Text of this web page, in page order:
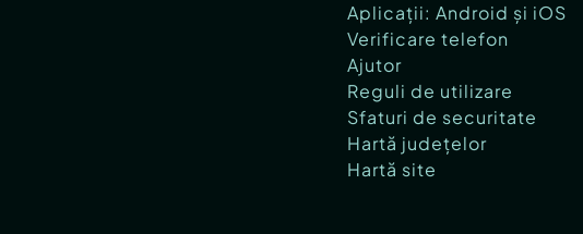
Aplicații: Android și iOS
Verificare telefon
Ajutor
Reguli de utilizare
Sfaturi de securitate
Hartă județelor
Hartă site